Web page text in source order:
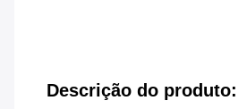
Descrição do produto: